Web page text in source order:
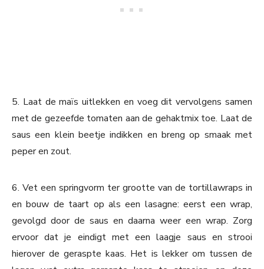
5. Laat de maïs uitlekken en voeg dit vervolgens samen
met de gezeefde tomaten aan de gehaktmix toe. Laat de
saus een klein beetje indikken en breng op smaak met
peper en zout.
6. Vet een springvorm ter grootte van de tortillawraps in
en bouw de taart op als een lasagne: eerst een wrap,
gevolgd door de saus en daarna weer een wrap. Zorg
ervoor dat je eindigt met een laagje saus en strooi
hierover de geraspte kaas. Het is lekker om tussen de